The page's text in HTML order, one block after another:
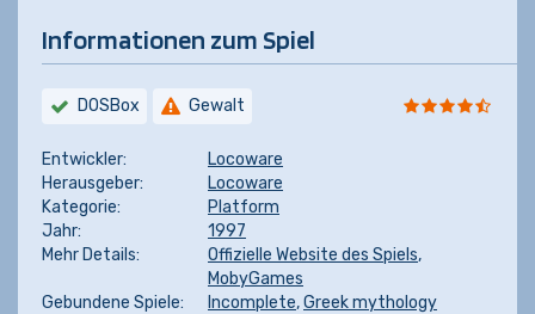
Informationen zum Spiel
DOSBox Gewalt
Entwickler:
Locoware
Herausgeber:
Locoware
Kategorie:
Platform
Jahr:
1997
Mehr Details:
Offizielle Website des Spiels,
MobyGames
Gebundene Spiele:
Incomplete,Greek mythology